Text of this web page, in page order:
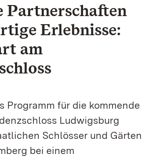
Partnerschaften
Erlebnisse:
am
Programm für die kommende
Ludwigsburg
Schlösser und Gärten
bei einem